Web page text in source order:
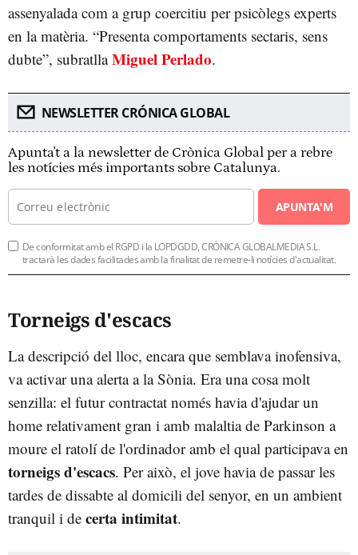
assenyalada com a grup coercitiu per psicòlegs experts
en la matèria. “Presenta comportaments sectaris, sens
dubte”, subratllaMiguel Perlado.
NEWSLETTER CRÓNICA GLOBAL
Apunta't a la newsletter de Crònica Global per a rebre
les notícies més importants sobre Catalunya.
APUNTA'M
De conformitat amb el RGPD i la LOPDGDD, CRÒNICA GLOBALMEDIA S.L.
tractarà les dades facilitades amb la finalitat de remetre-li notícies d'actualitat.
Torneigs d'escacs
La descripció del lloc, encara que semblava inofensiva,
va activar una alerta a la Sònia. Era una cosa molt
senzilla: el futur contractat només havia d'ajudar un
home relativament gran i amb malaltia de Parkinson a
moure el ratolí de l'ordinador amb el qual participava en
torneigs d'escacs. Per això, el jove havia de passar les
tardes de dissabte al domicili del senyor, en un ambient
tranquil i de certa intimitat.